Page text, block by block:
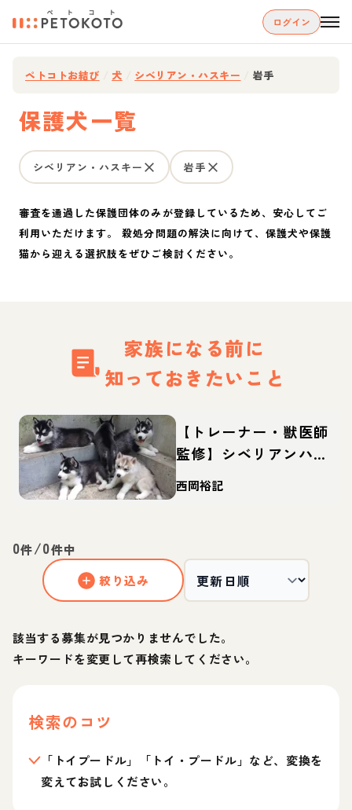
ログイン
ペトコトお結び 犬 シベリアン・ハスキー 岩手
保護犬一覧
シベリアン・ハスキー 岩手
審査を通過した保護団体のみが登録しているため、安心してご
利用いただけます。 殺処分問題の解決に向けて、保護犬や保護
猫から迎える選択肢をぜひご検討ください。
家族になる前に
知っておきたいこと
【トレーナー・獣医師
監修】シベリアンハス
キーってどんな犬？性
格・特徴・育て方・迎
西岡裕記
0件/0件中
絞り込み
該当する募集が見つかりませんでした。
キーワードを変更して再検索してください。
検索のコツ
「トイプードル」「トイ・プードル」など、変換を
変えてお試しください。